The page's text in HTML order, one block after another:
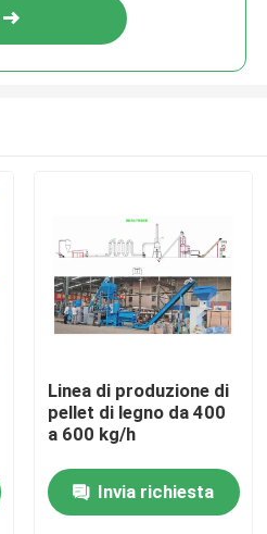
Linea di produzione di
pellet di legno da 400
a 600 kg/h
Invia richiesta